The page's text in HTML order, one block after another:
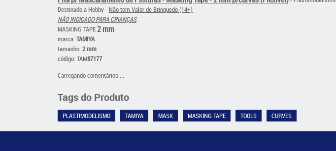
Destinado a Hobby - Não tem Valor de Brinquedo (14+)
NÃO INDICADO PARA CRIANÇAS
MASKING TAPE2 mm
marca:TAMIYA
tamanho:2 mm
código: TAM87177
Carregando comentários ...
Tags do Produto
PLASTIMODELISMO TAMIYA MASK MASKING TAPE TOOLS CURVES